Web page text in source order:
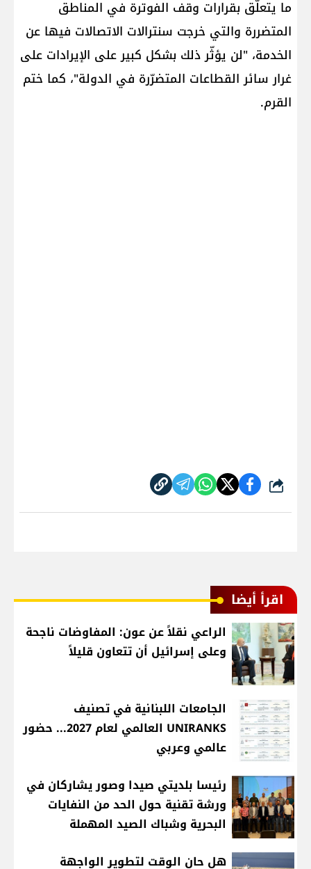
ما يتعلّق بقرارات وقف الفوترة في المناطق
المتضررة والتي خرجت سنترالات الاتصالات فيها عن
الخدمة، "لن يؤثّر ذلك بشكل كبير على الإيرادات على
غرار سائر القطاعات المتضرّرة في الدولة"، كما ختم
القرم.
شارك
اقرأ أيضا
الراعي نقلاً عن عون: المفاوضات ناجحة
وعلى إسرائيل أن تتعاون قليلاً
الجامعات اللبنانية في تصنيف
UNIRANKS العالمي لعام 2027... حضور
عالمي وعربي
رئيسا بلديتي صيدا وصور يشاركان في
ورشة تقنية حول الحد من النفايات
البحرية وشباك الصيد المهملة
هل حان الوقت لتطوير الواجهة